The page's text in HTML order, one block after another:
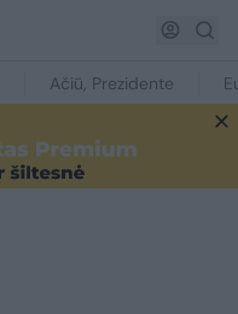
Ačiū, Prezidente